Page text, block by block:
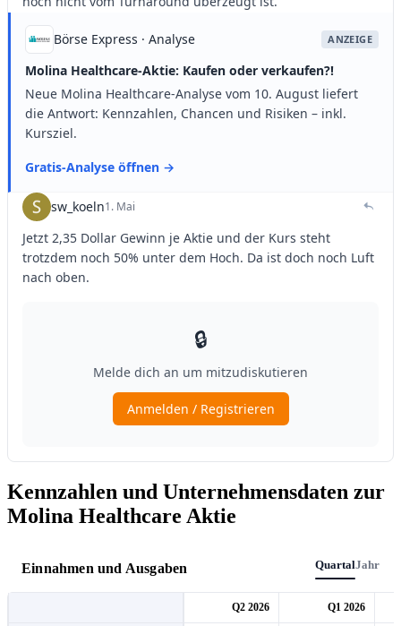
Kennzahlen und Unternehmensdaten zur
Molina Healthcare Aktie
Einnahmen und Ausgaben QuartalJahr
Q2 2026 Q1 2026